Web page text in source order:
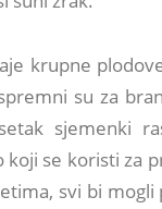
krupne
su za
sjemenki
se koristi za
svi bi